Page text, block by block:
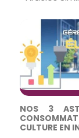
NOS 3
CULTURE EN